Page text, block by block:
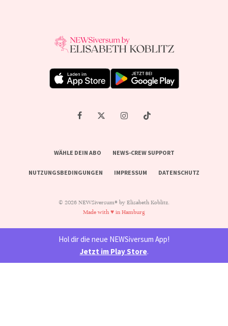
WÄHLE DEIN ABO NEWS-CREW SUPPORT
NUTZUNGSBEDINGUNGEN IMPRESSUM DATENSCHUTZ
© 2026 NEWSiversum® by Elisabeth Koblitz.
Made with ♥ in Hamburg
Hol dir die neue NEWSiversum App!
Jetzt im Play Store.